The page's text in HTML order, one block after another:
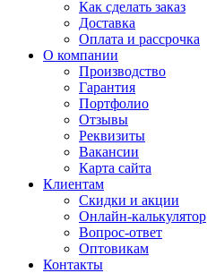
Как сделать заказ
Доставка
Оплата и рассрочка
О компании
Производство
Гарантия
Портфолио
Отзывы
Реквизиты
Вакансии
Карта сайта
Клиентам
Скидки и акции
Онлайн-калькулятор
Вопрос-ответ
Оптовикам
Контакты